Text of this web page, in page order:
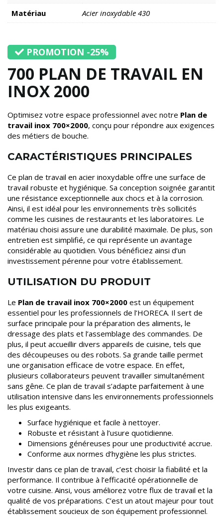
Matériau
Acier inoxydable 430
700 PLAN DE TRAVAIL EN
INOX 2000
Optimisez votre espace professionnel avec notre Plan de
travail inox 700×2000, conçu pour répondre aux exigences
des métiers de bouche.
CARACTÉRISTIQUES PRINCIPALES
Ce plan de travail en acier inoxydable offre une surface de
travail robuste et hygiénique. Sa conception soignée garantit
une résistance exceptionnelle aux chocs et à la corrosion.
Ainsi, il est idéal pour les environnements très sollicités
comme les cuisines de restaurants et les laboratoires. Le
matériau choisi assure une durabilité maximale. De plus, son
entretien est simplifié, ce qui représente un avantage
considérable au quotidien. Vous bénéficiez ainsi d’un
investissement pérenne pour votre établissement.
UTILISATION DU PRODUIT
Le Plan de travail inox 700×2000 est un équipement
essentiel pour les professionnels de l’HORECA. Il sert de
surface principale pour la préparation des aliments, le
dressage des plats et l’assemblage des commandes. De
plus, il peut accueillir divers appareils de cuisine, tels que
des découpeuses ou des robots. Sa grande taille permet
une organisation efficace de votre espace. En effet,
plusieurs collaborateurs peuvent travailler simultanément
sans gêne. Ce plan de travail s’adapte parfaitement à une
utilisation intensive dans les environnements professionnels
les plus exigeants.
Surface hygiénique et facile à nettoyer.
Robuste et résistant à l’usure quotidienne.
Dimensions généreuses pour une productivité accrue.
Conforme aux normes d’hygiène les plus strictes.
Investir dans ce plan de travail, c’est choisir la fiabilité et la
performance. Il contribue à l’efficacité opérationnelle de
votre cuisine. Ainsi, vous améliorez votre flux de travail et la
qualité de vos préparations. C’est un atout majeur pour tout
établissement soucieux de son équipement professionnel.
PROMOTION -25%